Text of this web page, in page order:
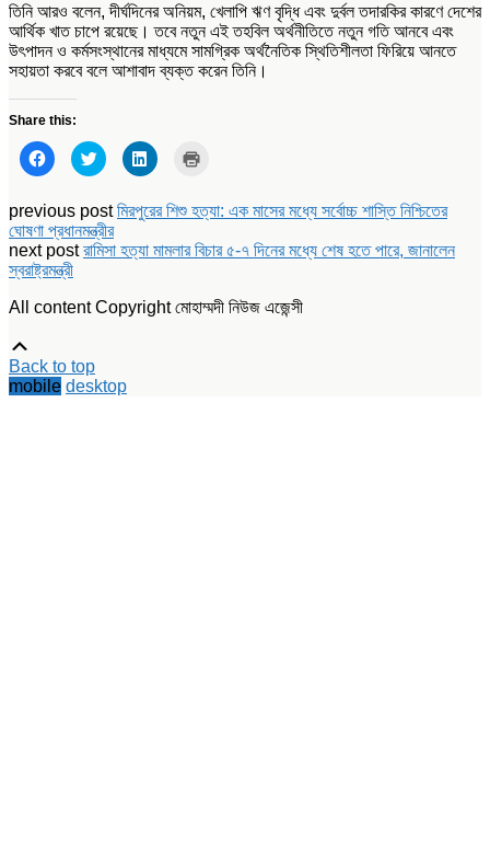
তিনি আরও বলেন, দীর্ঘদিনের অনিয়ম, খেলাপি ঋণ বৃদ্ধি এবং দুর্বল তদারকির কারণে দেশের
আর্থিক খাত চাপে রয়েছে। তবে নতুন এই তহবিল অর্থনীতিতে নতুন গতি আনবে এবং
উৎপাদন ও কর্মসংস্থানের মাধ্যমে সামগ্রিক অর্থনৈতিক স্থিতিশীলতা ফিরিয়ে আনতে
সহায়তা করবে বলে আশাবাদ ব্যক্ত করেন তিনি।
Share this:
Click
to
share
Facebook
(Opens
in
new
window)
Click
to
share
Twitter
(Opens
in
new
window)
Click
to
LinkedIn
(Opens
new
window)
in
new
previous postমিরপুরের শিশু হত্যা: এক মাসের মধ্যে সর্বোচ্চ শাস্তি নিশ্চিতের
ঘোষণা প্রধানমন্ত্রীর
next postরামিসা হত্যা মামলার বিচার ৫-৭ দিনের মধ্যে শেষ হতে পারে, জানালেন
স্বরাষ্ট্রমন্ত্রী
All content Copyright মোহাম্মদী নিউজ এজেন্সী
Up
Back to top
mobile desktop